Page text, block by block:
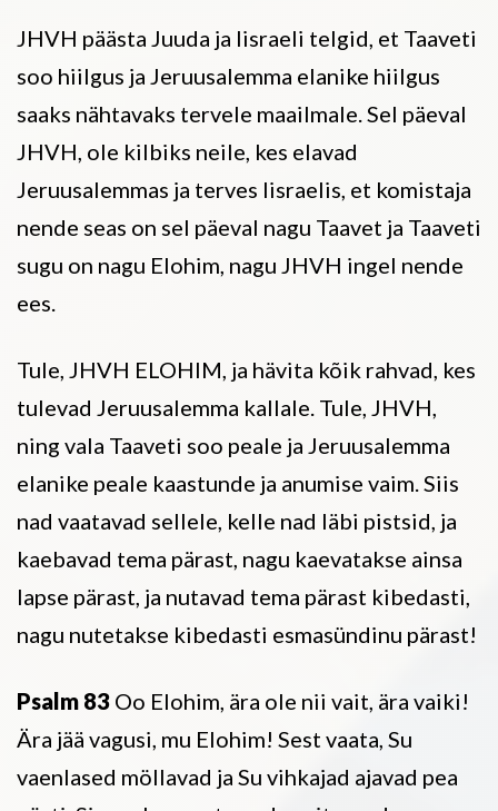
JHVH päästa Juuda ja Iisraeli telgid, et Taaveti
soo hiilgus ja Jeruusalemma elanike hiilgus
saaks nähtavaks tervele maailmale. Sel päeval
JHVH, ole kilbiks neile, kes elavad
Jeruusalemmas ja terves Iisraelis, et komistaja
nende seas on sel päeval nagu Taavet ja Taaveti
sugu on nagu Elohim, nagu JHVH ingel nende
ees.
Tule, JHVH ELOHIM, ja hävita kõik rahvad, kes
tulevad Jeruusalemma kallale. Tule, JHVH,
ning vala Taaveti soo peale ja Jeruusalemma
elanike peale kaastunde ja anumise vaim. Siis
nad vaatavad sellele, kelle nad läbi pistsid, ja
kaebavad tema pärast, nagu kaevatakse ainsa
lapse pärast, ja nutavad tema pärast kibedasti,
nagu nutetakse kibedasti esmasündinu pärast!
Psalm 83 Oo Elohim, ära ole nii vait, ära vaiki!
Ära jää vagusi, mu Elohim! Sest vaata, Su
vaenlased möllavad ja Su vihkajad ajavad pea